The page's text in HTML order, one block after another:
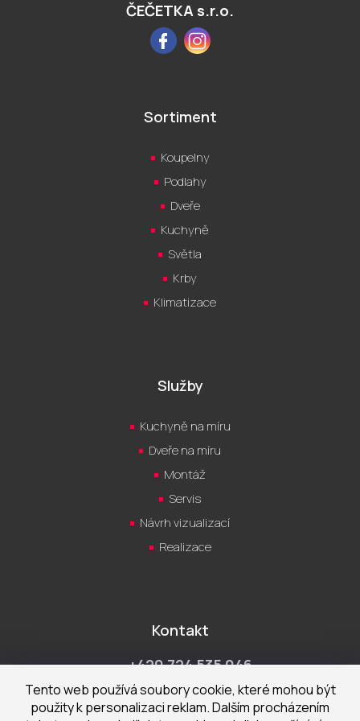
Tento web používá soubory cookie, které mohou být
použity k personalizaci reklam. Dalším procházením
ČEČETKA s.r.o.
FacebookInstagram
Sortiment
Koupelny
Podlahy
Dveře
Kuchyně
Světla
Krby
Klimatizace
Služby
Kuchyně na míru
Dveře na míru
Montáž
Servis
Návrh vizualizací
Realizace
Kontakt
+420 724 535 046
Po-Pá 9:00 - 18:00 hod